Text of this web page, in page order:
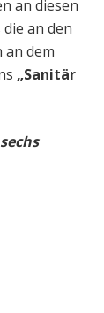
an diesen
an den
dem
„Sanitär